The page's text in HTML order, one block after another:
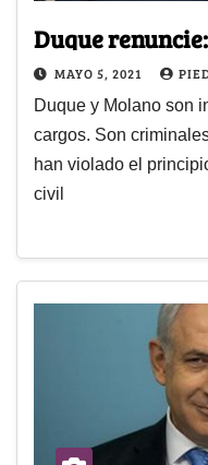
Duque
MAYO 5, 2021
Duque y Molano son
cargos. Son
han violado el
civil